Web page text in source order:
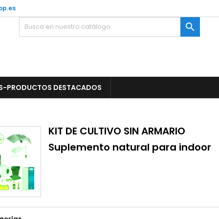

PRODUCTOS DESTACADOS
KIT DE CULTIVO SIN ARMARIO
Suplemento natural para indoor